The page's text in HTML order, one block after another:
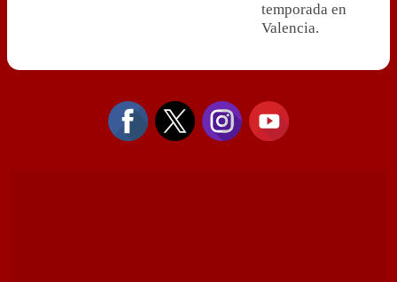
temporada en
Valencia.